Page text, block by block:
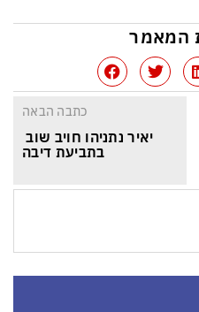
המאמר
כתבה הבאה
יאיר נתניהו חויב שוב
בתביעת דיבה